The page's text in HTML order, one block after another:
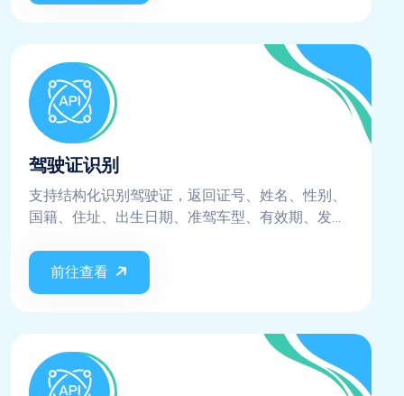
驾驶证识别
支持结构化识别驾驶证，返回证号、姓名、性别、
国籍、住址、出生日期、准驾车型、有效期、发证
前往查看